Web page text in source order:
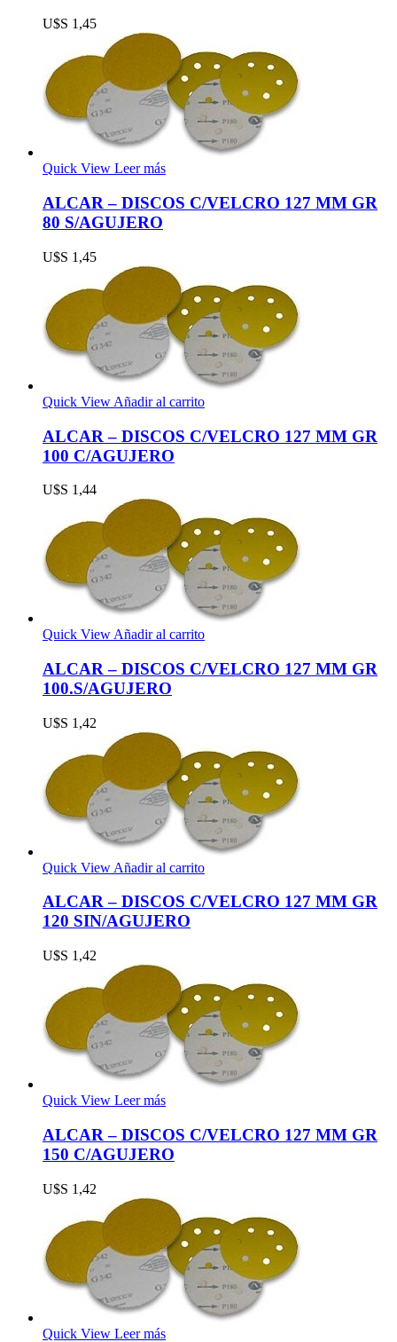
U$S 1,45
Quick View Leer más
ALCAR – DISCOS C/VELCRO 127 MM GR
80 S/AGUJERO
U$S 1,45
Quick View Añadir al carrito
ALCAR – DISCOS C/VELCRO 127 MM GR
100 C/AGUJERO
U$S 1,44
Quick View Añadir al carrito
ALCAR – DISCOS C/VELCRO 127 MM GR
100.S/AGUJERO
U$S 1,42
Quick View Añadir al carrito
ALCAR – DISCOS C/VELCRO 127 MM GR
120 SIN/AGUJERO
U$S 1,42
Quick View Leer más
ALCAR – DISCOS C/VELCRO 127 MM GR
150 C/AGUJERO
U$S 1,42
Quick View Leer más